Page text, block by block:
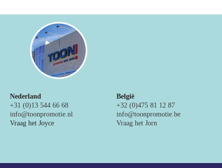
Nederland
+31 (0)13 544 66 68
info@toonpromotie.nl
Vraag het Joyce
België
+32 (0)475 81 12 87
info@toonpromotie.be
Vraag het Jorn